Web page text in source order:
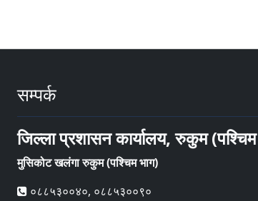
सम्पर्क
जिल्ला प्रशासन कार्यालय, रुकुम
मुसिकोट खलंगा रुकुम (पश्चिम भाग)
०८८५३००४०, ०८८५३००९०